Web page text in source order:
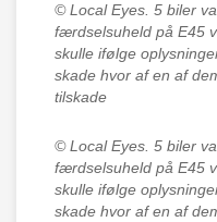
© Local Eyes. 5 biler
færdselsuheld på E45
skulle ifølge
skade hvor af en af
tilskade
© Local Eyes. 5 biler
færdselsuheld på E45
skulle ifølge
skade hvor af en af